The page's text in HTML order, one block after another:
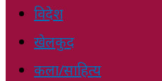
विदेश
खेलकुद
कला/साहित्य